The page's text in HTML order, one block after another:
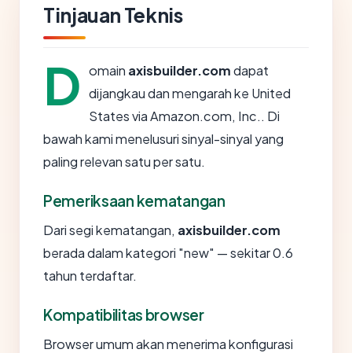
Tinjauan Teknis
D omain axisbuilder.comdapat
dijangkau dan mengarah ke United
States via Amazon.com, Inc.. Di
bawah kami menelusuri sinyal-sinyal yang
paling relevan satu per satu.
Pemeriksaan kematangan
Dari segi kematangan, axisbuilder.com
berada dalam kategori "new" — sekitar 0.6
tahun terdaftar.
Kompatibilitas browser
Browser umum akan menerima konfigurasi